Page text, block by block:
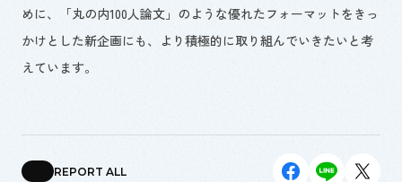
めに、「丸の内100人論文」のような優れたフォーマットをきっ
かけとした新企画にも、より積極的に取り組んでいきたいと考
えています。
REPORT ALL